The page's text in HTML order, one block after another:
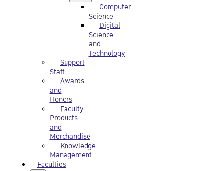
Computer
Science
Digital
Science
and
Technology
Support
Staff
Awards
and
Honors
Faculty
Products
and
Merchandise
Knowledge
Management
Faculties